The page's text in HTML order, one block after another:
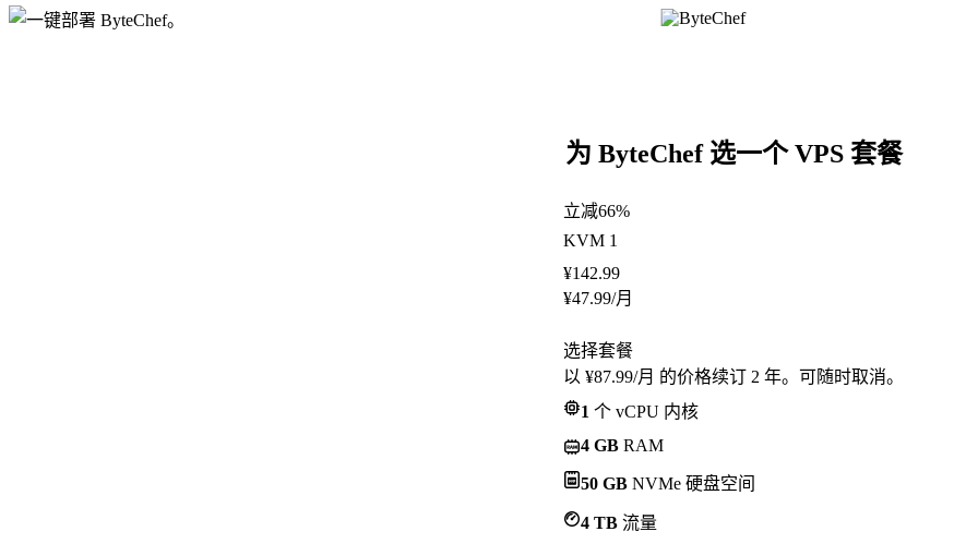
为 ByteChef 选一个 VPS 套餐
立减66%
KVM 1
¥142.99
¥47.99/月
选择套餐
以 ¥87.99/月 的价格续订 2 年。可随时取消。
1 个 vCPU 内核
4 GB RAM
50 GB NVMe 硬盘空间
4 TB 流量